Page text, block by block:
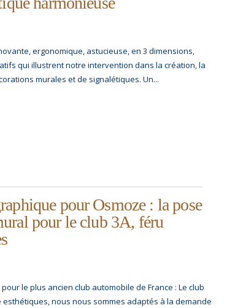
ergonomique, astucieuse, en 3 dimensions,
qui illustrent notre intervention dans la création, la
murales et de signalétiques. Un...
pour Osmoze : la pose
pour le club 3A, féru
le plus ancien club automobile de France : Le club
nous nous sommes adaptés à la demande